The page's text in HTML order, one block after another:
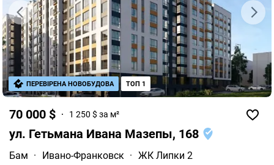
70 000 $ 1 250 $ за м²
ул. Гетьмана Ивана Мазепы, 168
Бам · Ивано-Франковск · ЖК Липки 2
ПЕРЕВІРЕНА НОВОБУДОВА ТОП 1